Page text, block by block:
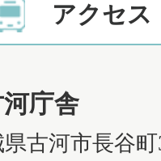
アクセス
庁舎
古河市長谷